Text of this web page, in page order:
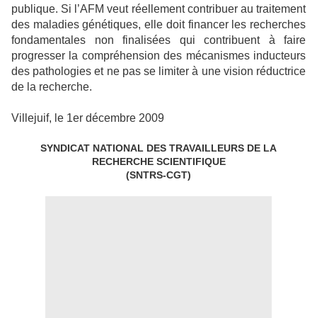
publique. Si l’AFM veut réellement contribuer au traitement
des maladies génétiques, elle doit financer les recherches
fondamentales non finalisées qui contribuent à faire
progresser la compréhension des mécanismes inducteurs
des pathologies et ne pas se limiter à une vision réductrice
de la recherche.
Villejuif, le 1er décembre 2009
SYNDICAT NATIONAL DES TRAVAILLEURS DE LA
RECHERCHE SCIENTIFIQUE
(SNTRS-CGT)